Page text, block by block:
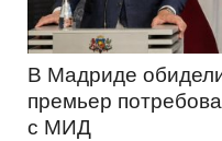
В Мадриде
премьер
с МИД